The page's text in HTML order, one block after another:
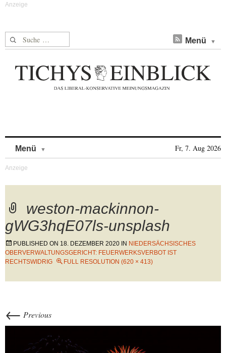
Suche nach: Menü
Menü Fr, 7. Aug 2026
weston-mackinnon-
gWG3hqE07ls-unsplash
PUBLISHED ON 18. DEZEMBER 2020 IN NIEDERSÄCHSISCHES
OBERVERWALTUNGSGERICHT: FEUERWERKSVERBOT IST
RECHTSWIDRIG
FULL RESOLUTION (620 × 413)
← Previous